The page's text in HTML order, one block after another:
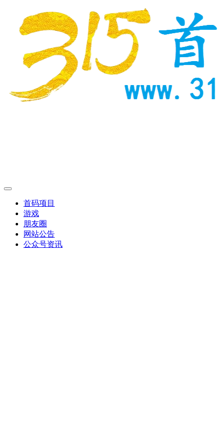
首码项目
游戏
朋友圈
网站公告
公众号资讯